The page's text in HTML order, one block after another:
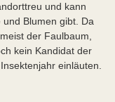
und kann
Blumen gibt. Da
der Faulbaum,
kein Kandidat der
einläuten.